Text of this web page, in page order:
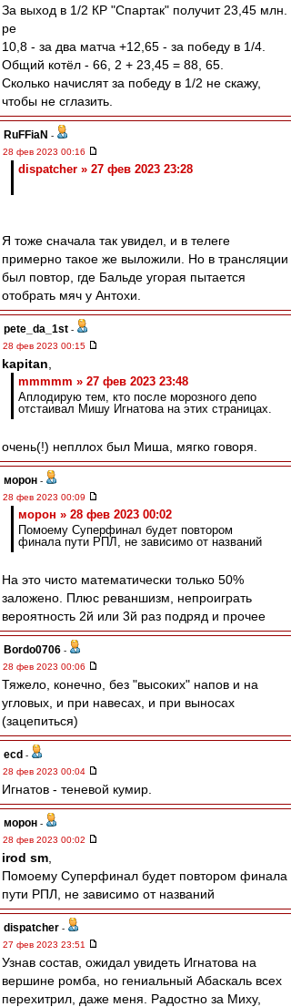
За выход в 1/2 КР "Спартак" получит 23,45 млн.
ре
10,8 - за два матча +12,65 - за победу в 1/4.
Общий котёл - 66, 2 + 23,45 = 88, 65.
Сколько начислят за победу в 1/2 не скажу,
чтобы не сглазить.
RuFFiaN -
28 фев 2023 00:16
dispatcher » 27 фев 2023 23:28
Я тоже сначала так увидел, и в телеге
примерно такое же выложили. Но в трансляции
был повтор, где Бальде угорая пытается
отобрать мяч у Антохи.
pete_da_1st -
28 фев 2023 00:15
kapitan
mmmmm » 27 фев 2023 23:48
Аплодирую тем, кто после морозного депо
отстаивал Мишу Игнатова на этих страницах.
очень(!) непллох был Миша, мягко говоря.
морон -
28 фев 2023 00:09
морон » 28 фев 2023 00:02
Помоему Суперфинал будет повтором
финала пути РПЛ, не зависимо от названий
На это чисто математически только 50%
заложено. Плюс реваншизм, непроиграть
вероятность 2й или 3й раз подряд и прочее
Bordo0706 -
28 фев 2023 00:06
Тяжело, конечно, без "высоких" напов и на
угловых, и при навесах, и при выносах
(зацепиться)
ecd -
28 фев 2023 00:04
Игнатов - теневой кумир.
морон -
28 фев 2023 00:02
irod sm
Помоему Суперфинал будет повтором финала
пути РПЛ, не зависимо от названий
dispatcher -
27 фев 2023 23:51
Узнав состав, ожидал увидеть Игнатова на
вершине ромба, но гениальный Абаскаль всех
перехитрил, даже меня. Радостно за Миху,